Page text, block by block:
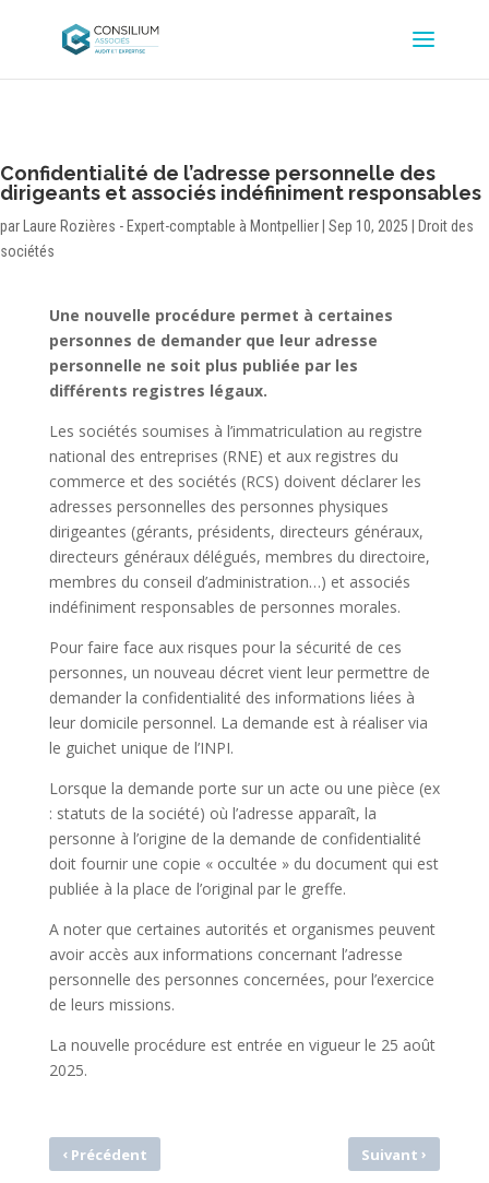
Confidentialité de l’adresse personnelle des
dirigeants et associés indéfiniment responsables
par Laure Rozières - Expert-comptable à Montpellier Sep 10, 2025
Droit des
sociétés
Une nouvelle procédure permet à certaines
personnes de demander que leur adresse
personnelle ne soit plus publiée par les
différents registres légaux.
Les sociétés soumises à l’immatriculation au registre
national des entreprises (RNE) et aux registres du
commerce et des sociétés (RCS) doivent déclarer les
adresses personnelles des personnes physiques
dirigeantes (gérants, présidents, directeurs généraux,
directeurs généraux délégués, membres du directoire,
membres du conseil d’administration…) et associés
indéfiniment responsables de personnes morales.
Pour faire face aux risques pour la sécurité de ces
personnes, un nouveau décret vient leur permettre de
demander la confidentialité des informations liées à
leur domicile personnel. La demande est à réaliser via
le guichet unique de l’INPI.
Lorsque la demande porte sur un acte ou une pièce (ex
: statuts de la société) où l’adresse apparaît, la
personne à l’origine de la demande de confidentialité
doit fournir une copie « occultée » du document qui est
publiée à la place de l’original par le greffe.
A noter que certaines autorités et organismes peuvent
avoir accès aux informations concernant l’adresse
personnelle des personnes concernées, pour l’exercice
de leurs missions.
La nouvelle procédure est entrée en vigueur le 25 août
2025.
‹Précédent Suivant›